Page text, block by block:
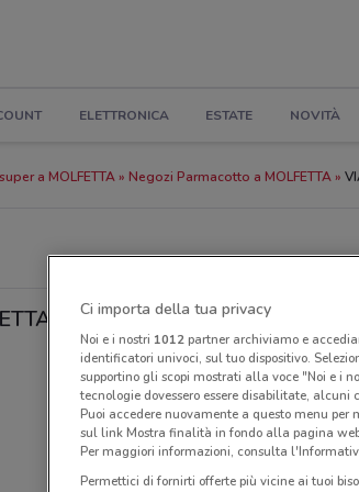
ELETTRONICA ESTATE NOVITÀ
a MOLFETTA Negozi Parmacotto a MOLFETTA
Ci importa della tua privacy
Noi e i nostri 1012partner archiviamo e
identificatori univoci, sul tuo dispositivo.
supportino gli scopi mostrati alla voce "Noi e i
tecnologie dovessero essere disabilitate,
Puoi accedere nuovamente a questo menu per
sul link Mostra finalità in fondo alla pagina
Per maggiori informazioni, consulta
Permettici di fornirti offerte più vicine ai tuoi